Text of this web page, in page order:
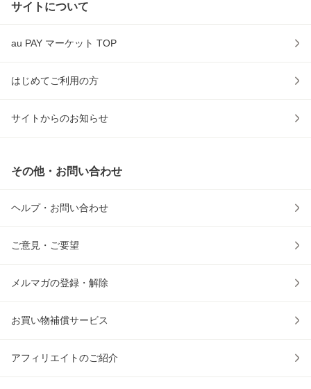
サイトについて
au PAY マーケット TOP
はじめてご利用の方
サイトからのお知らせ
その他・お問い合わせ
ヘルプ・お問い合わせ
ご意見・ご要望
メルマガの登録・解除
お買い物補償サービス
アフィリエイトのご紹介